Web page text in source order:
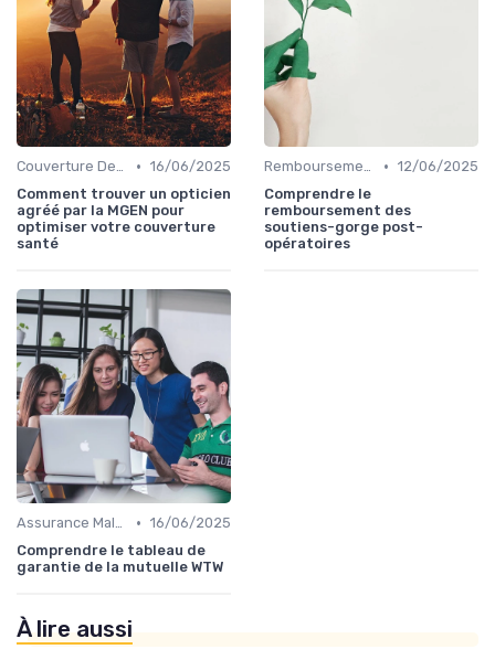
Couverture Dentaire et Optique • 16/06/2025
Comment trouver un opticien
agréé par la MGEN pour
optimiser votre couverture
santé
Remboursements des Soins Médicaux • 12/06/2025
Comprendre le
remboursement des
soutiens-gorge post-
opératoires
Assurance Maladie et Complémentaire Santé • 16/06/2025
Comprendre le tableau de
garantie de la mutuelle WTW
À lire aussi